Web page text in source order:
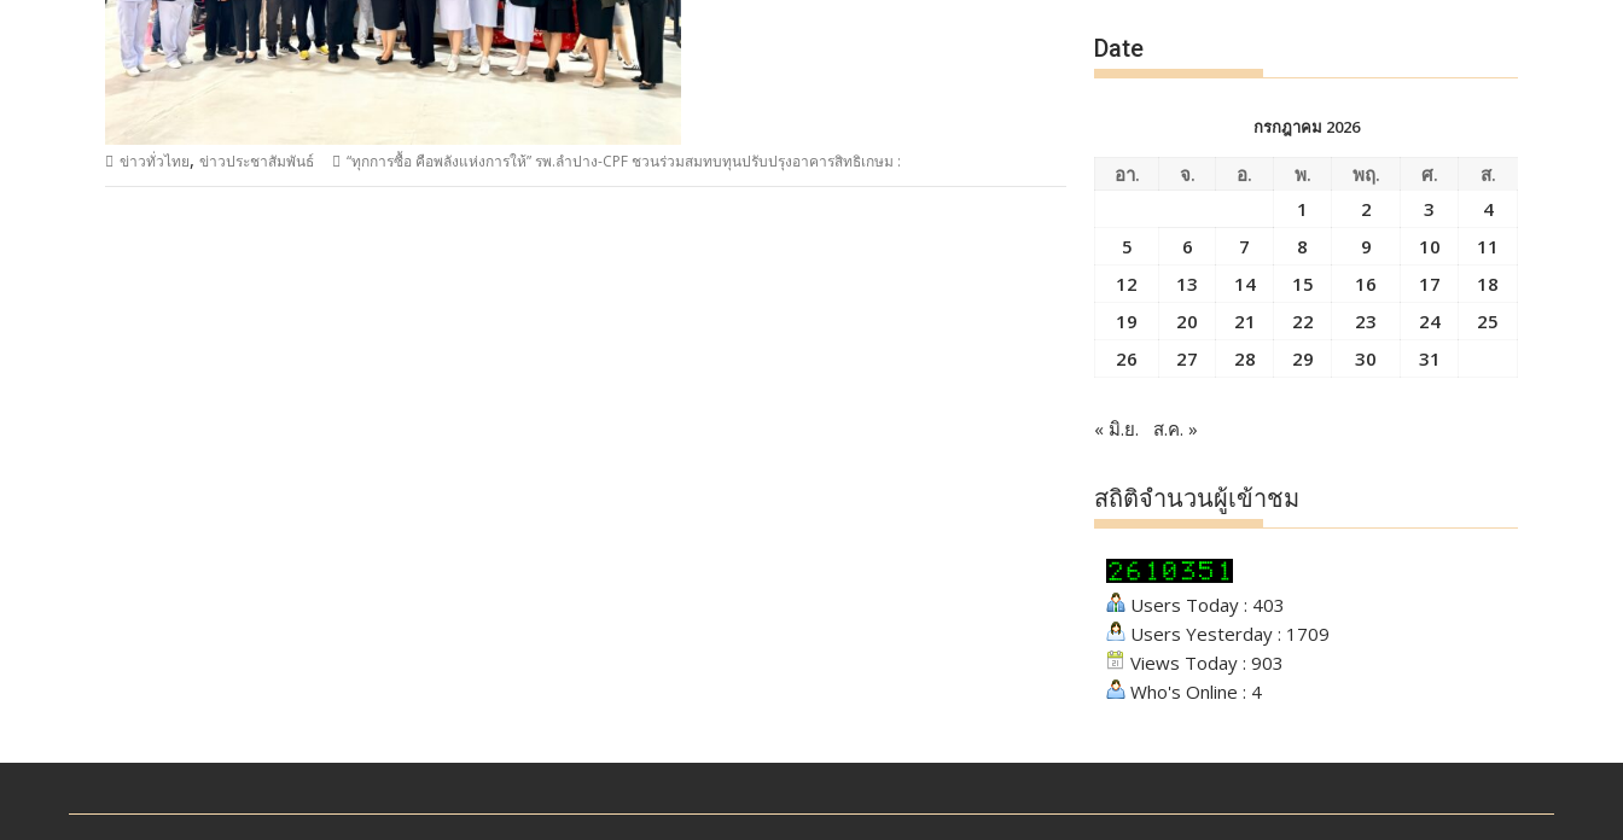
ข่าวทั่วไทย, ข่าวประชาสัมพันธ์ “ทุกการซื้อ คือพลังแห่งการให้” รพ.ลำปาง-CPF ชวนร่วมสมทบทุนปรับปรุงอาคารสิทธิเกษม :
Date
กรกฎาคม 2026
อา. จ. อ. พ. พฤ. ศ.
ส.
1
2 3
4
5
6 7 8 9 10
11
12
13 14 15 16 17
18
19
20 21 22 23 24
25
26
27 28 29 30 31
« มิ.ย. ส.ค. »
สถิติจำนวนผู้เข้าชม
Users Today : 403
Users Yesterday : 1709
Views Today : 903
Who's Online : 4